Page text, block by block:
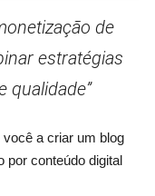
de
estratégias
qualidade”
a criar um blog
por conteúdo digital